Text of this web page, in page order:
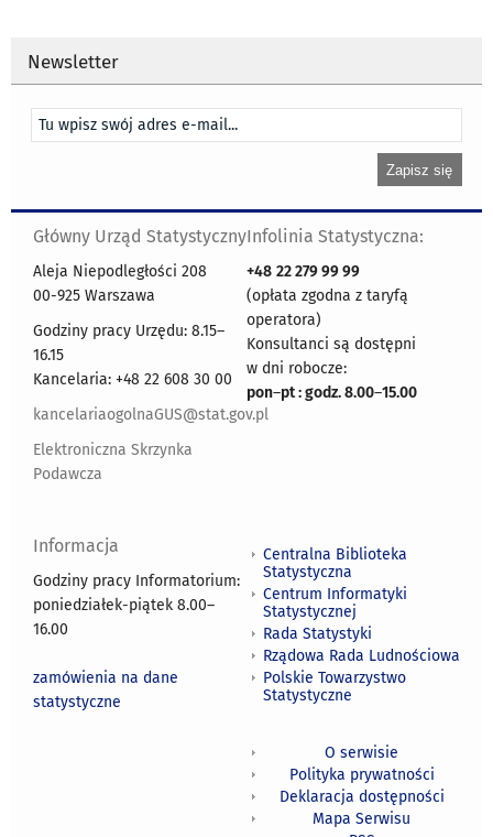
Newsletter
Główny Urząd Statystyczny
Aleja Niepodległości 208
00-925 Warszawa
Godziny pracy Urzędu: 8.15–
16.15
Kancelaria: +48 22 608 30 00
kancelariaogolnaGUS@stat.gov.pl
Elektroniczna Skrzynka
Podawcza
Infolinia Statystyczna:
+48 22 279 99 99
(opłata zgodna z taryfą
operatora)
Konsultanci są dostępni
w dni robocze:
pon–pt : godz. 8.00–15.00
Informacja
Godziny pracy Informatorium:
poniedziałek-piątek 8.00–
16.00
zamówienia na dane
statystyczne
Centralna Biblioteka
Statystyczna
Centrum Informatyki
Statystycznej
Rada Statystyki
Rządowa Rada Ludnościowa
Polskie Towarzystwo
Statystyczne
O serwisie
Polityka prywatności
Deklaracja dostępności
Mapa Serwisu